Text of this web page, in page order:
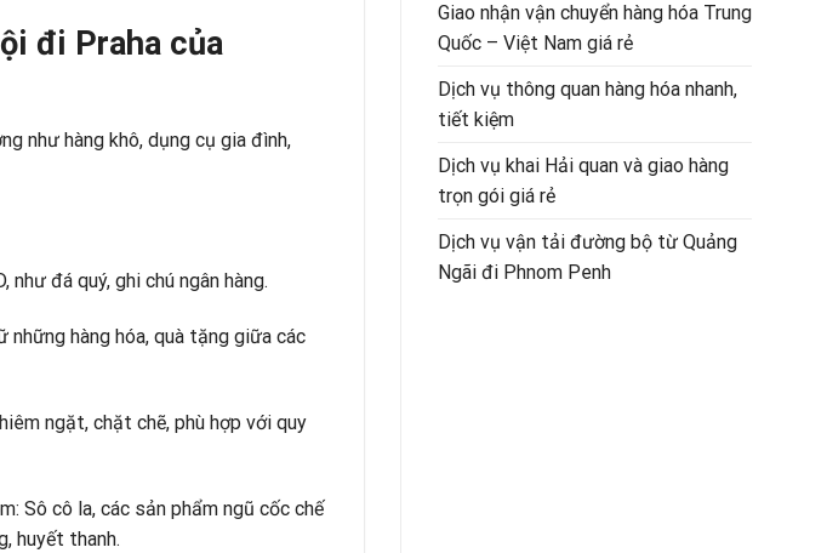
đi Praha của
như hàng khô, dụng cụ gia đình,
đá quý, ghi chú ngân hàng.
hàng hóa, quà tặng giữa các
ngặt, chặt chẽ, phù hợp với quy
Sô cô la, các sản phẩm ngũ cốc chế
huyết thanh.
Giao nhận vận chuyển hàng hóa Trung
Quốc – Việt Nam giá rẻ
Dịch vụ thông quan hàng hóa nhanh,
tiết kiệm
Dịch vụ khai Hải quan và giao hàng
trọn gói giá rẻ
Dịch vụ vận tải đường bộ từ Quảng
Ngãi đi Phnom Penh